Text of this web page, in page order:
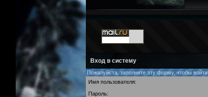
Вход в систему
Пожалуйста, заполните эту форму, чтобы войти
Имя пользователя:
Пароль: